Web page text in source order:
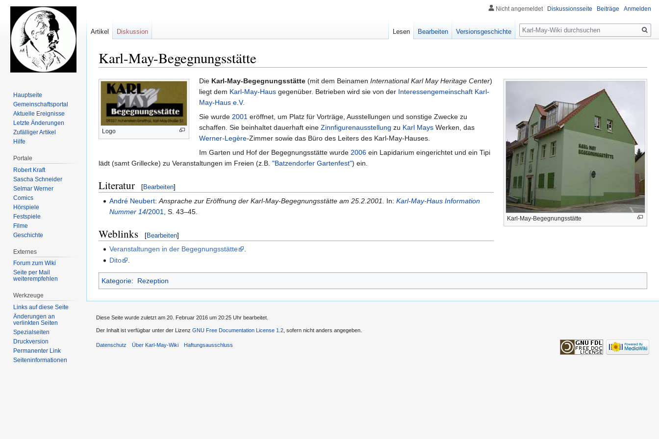
Karl-May-Begegnungsstätte
Zur
Navigation
springen
Zur
Suche
springen
Karl-May-Begegnungsstätte
Logo
Die Karl-May-Begegnungsstätte(mit dem Beinamen International Karl May Heritage Center)
liegt dem Karl-May-Hausgegenüber. Betrieben wird sie von der Interessengemeinschaft Karl-
May-Haus e.V.
Sie wurde 2001eröffnet, um Platz für Vorträge, Ausstellungen und sonstige Zwecke zu
schaffen. Sie beinhaltet dauerhaft eine Zinnfigurenausstellung zu Karl MaysWerken, das
Werner-Legère-Zimmer sowie das Büro des Leiters des Karl-May-Hauses.
Im Garten und Hof der Begegnungsstätte wurde 2006ein Lapidarium eingerichtet und ein Tipi
lädt (samt Grillecke) zu Veranstaltungen im Freien (z.B. "Batzendorfer Gartenfest") ein.
Literatur [Bearbeiten]
André Neubert:Ansprache zur Eröffnung der Karl-May-Begegnungsstätte am 25.2.2001. In:Karl-May-Haus Information
Nummer 14/2001 , S. 43–45.
Weblinks [Bearbeiten]
Veranstaltungen in der Begegnungsstätte
Dito
.
Kategorie: Rezeption
Nicht angemeldet Diskussionsseite Beiträge Anmelden
Artikel Diskussion Lesen Bearbeiten Versionsgeschichte
Suche
Hauptseite
Gemeinschafts­portal
Aktuelle Ereignisse
Letzte Änderungen
Zufälliger Artikel
Hilfe
Portale
Robert Kraft
Sascha Schneider
Selmar Werner
Comics
Hörspiele
Festspiele
Filme
Geschichte
Externes
Forum zum Wiki
Seite per Mail
weiterempfehlen
Werkzeuge
Links auf diese Seite
Änderungen an
verlinkten Seiten
Spezialseiten
Druckversion
Permanenter Link
Seiten­informationen
Diese Seite wurde zuletzt am 20. Februar 2016 um 20:25 Uhr bearbeitet.
Der Inhalt ist verfügbar unter der Lizenz GNU Free Documentation License 1.2 , sofern nicht anders angegeben.
Datenschutz Über Karl-May-Wiki Haftungsausschluss